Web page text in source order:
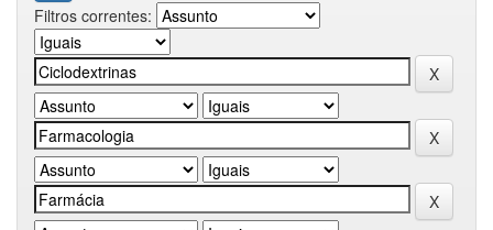
Filtros correntes: